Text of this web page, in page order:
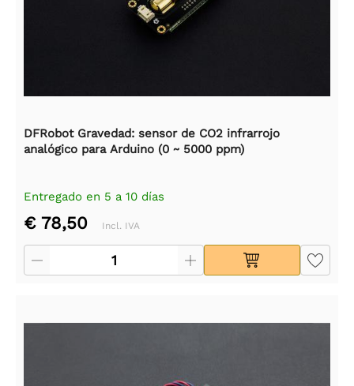
DFRobot Gravedad: sensor de CO2 infrarrojo
analógico para Arduino (0 ~ 5000 ppm)
Entregado en 5 a 10 días
€ 78,50 Incl. IVA